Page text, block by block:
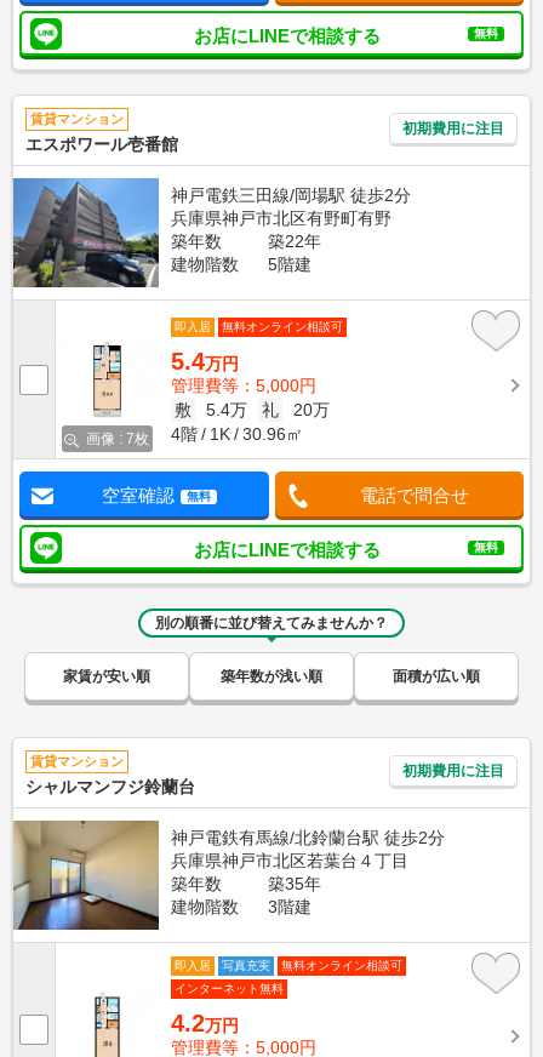
お店にLINEで相談する 無料
賃貸マンション
エスポワール壱番館
初期費用に注目
神戸電鉄三田線/岡場駅 徒歩2分
兵庫県神戸市北区有野町有野
築年数
築22年
建物階数
5階建
画像 : 7枚
即入居 無料オンライン相談可
5.4万円
管理費等：5,000円
敷
5.4万 礼
20万
4階
1K 30.96㎡
空室確認 無料 電話で問合せ
お店にLINEで相談する 無料
別の順番に並び替えてみませんか？
家賃が安い順 築年数が浅い順 面積が広い順
賃貸マンション
シャルマンフジ鈴蘭台
初期費用に注目
神戸電鉄有馬線/北鈴蘭台駅 徒歩2分
兵庫県神戸市北区若葉台４丁目
築年数
築35年
建物階数
3階建
即入居 写真充実
無料オンライン相談可
インターネット無料
4.2万円
管理費等：5,000円